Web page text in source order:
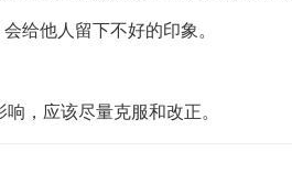
给他人留下不好的印象。
，应该尽量克服和改正。